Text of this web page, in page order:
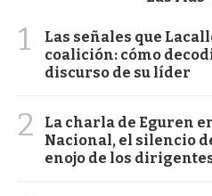
1
Las señales que
coalición: cómo
discurso de su líder
2
La charla de Eguren
Nacional, el silencio
enojo de los